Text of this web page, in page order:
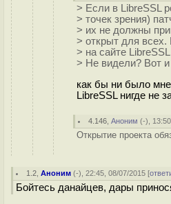
> Если в LibreSSL
> точек зрения)
> их не должны
> открыт для всех.
> на сайте
> Не видели? Вот и
как бы ни было мне
LibreSSL нигде не
4.146 ,Аноним (-),
Открытие проекта
1.2 ,Аноним (-), 22:45, 08/07/2015 [
Бойтесь данайцев, дары